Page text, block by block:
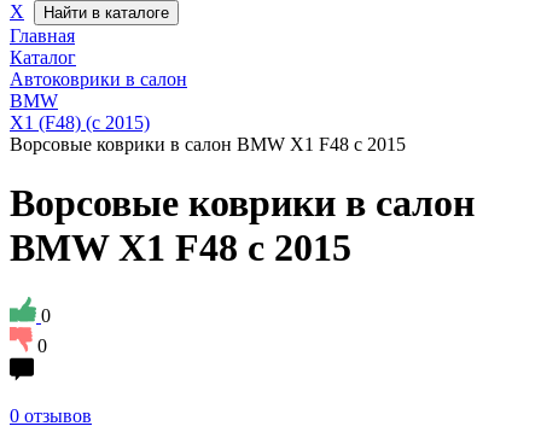
Х
Найти в каталоге
Главная
Каталог
Автоковрики в салон
BMW
X1 (F48) (с 2015)
Ворсовые коврики в салон BMW X1 F48 с 2015
Ворсовые коврики в салон
BMW X1 F48 с 2015
0
0
0 отзывов